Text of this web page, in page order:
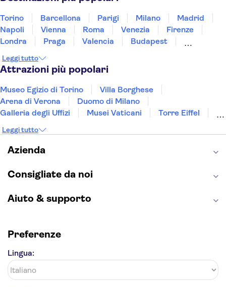
Torino Barcellona Parigi Milano
Madrid
Napoli
Vienna Roma Venezia
Firenze
Londra
Praga Valencia
Budapest
Palermo
Leggi tutto
Attrazioni più popolari
Museo Egizio di Torino
Villa Borghese
Arena di Verona
Duomo di Milano
Galleria degli Uffizi
Musei Vaticani
Torre Eiffel
Reggia di Caserta
Teatro alla Scala
Sagrada Familia
Napoli Sotterranea
Leggi tutto
Azienda
Consigliate da noi
Aiuto & supporto
Preferenze
Lingua: